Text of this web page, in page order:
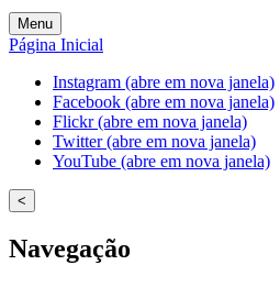
Menu
Página Inicial
Instagram (abre em nova janela)
Facebook (abre em nova janela)
Flickr (abre em nova janela)
Twitter (abre em nova janela)
YouTube (abre em nova janela)
<
Navegação